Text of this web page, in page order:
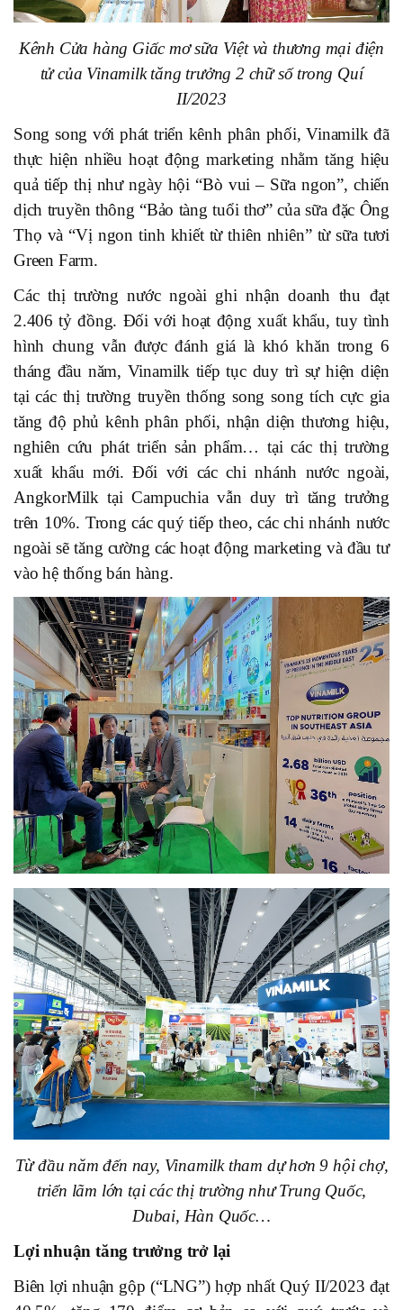
Kênh Cửa hàng Giấc mơ sữa Việt và thương mại điện
tử của Vinamilk tăng trưởng 2 chữ số trong Quí
II/2023
Song song với phát triển kênh phân phối, Vinamilk đã
thực hiện nhiều hoạt động marketing nhằm tăng hiệu
quả tiếp thị như ngày hội “Bò vui – Sữa ngon”, chiến
dịch truyền thông “Bảo tàng tuổi thơ” của sữa đặc Ông
Thọ và “Vị ngon tinh khiết từ thiên nhiên” từ sữa tươi
Green Farm.
Các thị trường nước ngoài ghi nhận doanh thu đạt
2.406 tỷ đồng. Đối với hoạt động xuất khẩu, tuy tình
hình chung vẫn được đánh giá là khó khăn trong 6
tháng đầu năm, Vinamilk tiếp tục duy trì sự hiện diện
tại các thị trường truyền thống song song tích cực gia
tăng độ phủ kênh phân phối, nhận diện thương hiệu,
nghiên cứu phát triển sản phẩm… tại các thị trường
xuất khẩu mới. Đối với các chi nhánh nước ngoài,
AngkorMilk tại Campuchia vẫn duy trì tăng trưởng
trên 10%. Trong các quý tiếp theo, các chi nhánh nước
ngoài sẽ tăng cường các hoạt động marketing và đầu tư
vào hệ thống bán hàng.
Từ đầu năm đến nay, Vinamilk tham dự hơn 9 hội chợ,
triển lãm lớn tại các thị trường như Trung Quốc,
Dubai, Hàn Quốc…
Lợi nhuận tăng trưởng trở lại
Biên lợi nhuận gộp (“LNG”) hợp nhất Quý II/2023 đạt